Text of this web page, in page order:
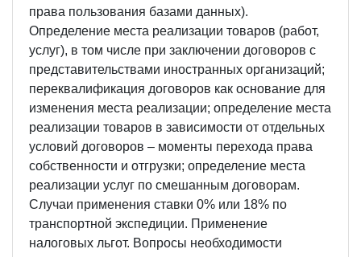
права пользования базами данных).
Определение места реализации товаров (работ,
услуг), в том числе при заключении договоров с
представительствами иностранных организаций;
переквалификация договоров как основание для
изменения места реализации; определение места
реализации товаров в зависимости от отдельных
условий договоров – моменты перехода права
собственности и отгрузки; определение места
реализации услуг по смешанным договорам.
Случаи применения ставки 0% или 18% по
транспортной экспедиции. Применение
налоговых льгот. Вопросы необходимости